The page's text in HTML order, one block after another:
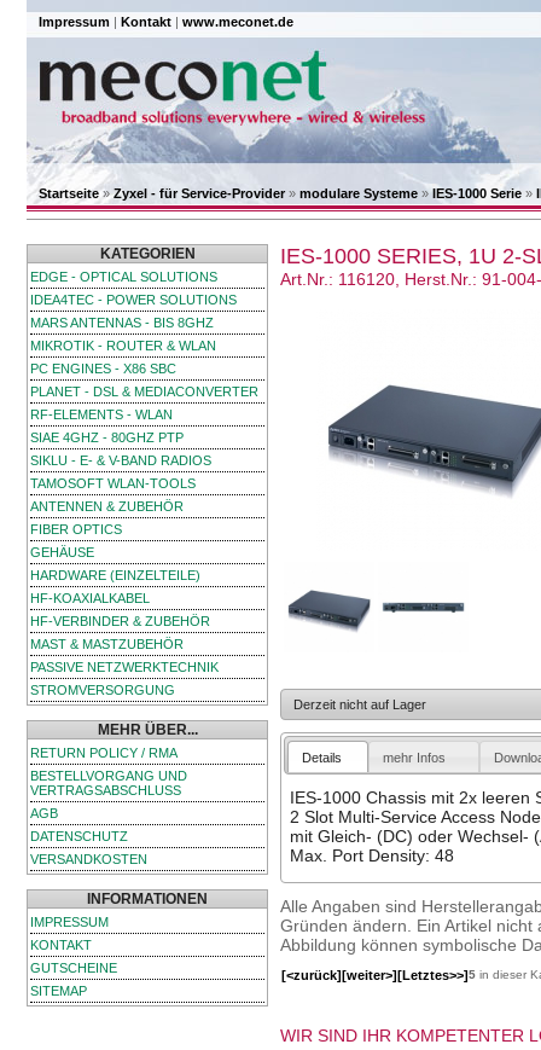
Impressum | Kontakt | www.meconet.de
Startseite»Zyxel - für Service-Provider» modulare Systeme » IES-1000 Serie »
KATEGORIEN
EDGE - OPTICAL SOLUTIONS
IDEA4TEC - POWER SOLUTIONS
MARS ANTENNAS - BIS 8GHZ
MIKROTIK - ROUTER & WLAN
PC ENGINES - X86 SBC
PLANET - DSL & MEDIACONVERTER
RF-ELEMENTS - WLAN
SIAE 4GHZ - 80GHZ PTP
SIKLU - E- & V-BAND RADIOS
TAMOSOFT WLAN-TOOLS
ANTENNEN & ZUBEHÖR
FIBER OPTICS
GEHÄUSE
HARDWARE (EINZELTEILE)
HF-KOAXIALKABEL
HF-VERBINDER & ZUBEHÖR
MAST & MASTZUBEHÖR
PASSIVE NETZWERKTECHNIK
STROMVERSORGUNG
MEHR ÜBER...
RETURN POLICY / RMA
BESTELLVORGANG UND
VERTRAGSABSCHLUSS
AGB
DATENSCHUTZ
VERSANDKOSTEN
INFORMATIONEN
IMPRESSUM
KONTAKT
GUTSCHEINE
SITEMAP
IES-1000 SERIES, 1U 2-
Art.Nr.: 116120, Herst.Nr.: 91-
Derzeit nicht auf Lager
Details mehr Infos
IES-1000 Chassis mit 2x leeren
2 Slot Multi-Service Access
mit Gleich- (DC) oder Wechsel-
Max. Port Density: 48
Alle Angaben sind
Gründen ändern. Ein Artikel
Abbildung können symbolische
[<zurück][weiter>][Letztes>>]5 in dieser
WIR SIND IHR KOMPETENTER